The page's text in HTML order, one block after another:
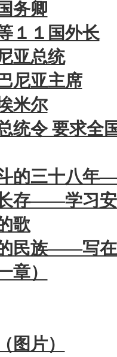
务卿
１１国外长
亚总统
尼亚主席
米尔
统令 要求全
的三十八年
存——学习安
歌
民族——写
章）
图片）